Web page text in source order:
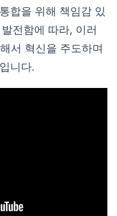
합을 위해 책임감 있
전함에 따라, 이러
서 혁신을 주도하며
니다.